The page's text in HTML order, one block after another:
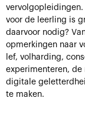
voor de leerling is
daarvoor nodig?
opmerkingen naar
lef, volharding,
experimenteren, de
digitale
te maken.